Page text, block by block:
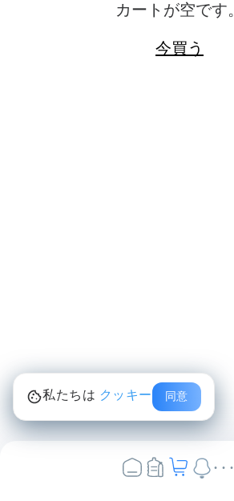
カートが空です。
今買う
...
私たちは クッキー 同意